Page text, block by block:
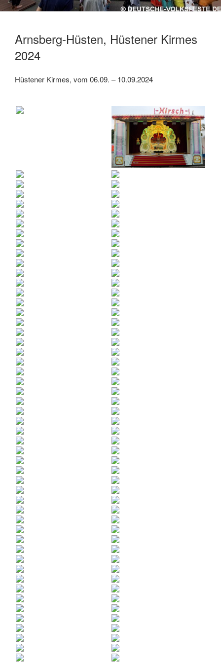
Arnsberg-Hüsten, Hüstener Kirmes
2024
Hüstener Kirmes, vom 06.09. – 10.09.2024